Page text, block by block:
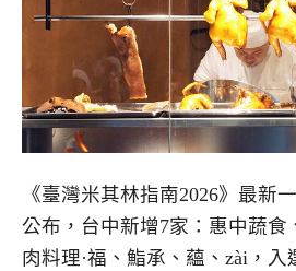
《臺灣米其林指南2026》最新
公布，台中新增7家：惠中蔬食
肉料理·福、鮨承、蘊、zài，入